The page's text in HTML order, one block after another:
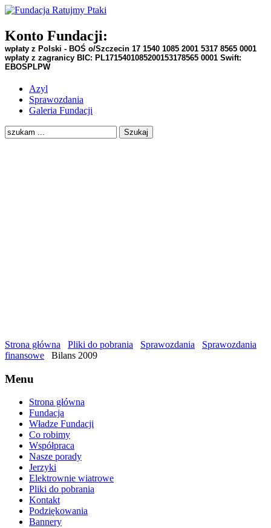
Konto Fundacji:
wpłaty z Polski - BOŚ o/Szczecin 17 1540 1085 2001 5317 8565 0001
wpłaty z zagranicy BIC: PL1715401085200153178565 0001 Swift:
EBOSPLPW
Azyl
Sprawozdania
Galeria Fundacji
Szukaj
Strona główna Pliki do pobrania Sprawozdania
Sprawozdania
finansowe
Bilans 2009
Menu
Strona główna
Fundacja
Władze Fundacji
Co robimy
Współpraca
Nasze porady
Jerzyki
Elektrownie wiatrowe
Pliki do pobrania
Kontakt
Podziękowania
Bannery